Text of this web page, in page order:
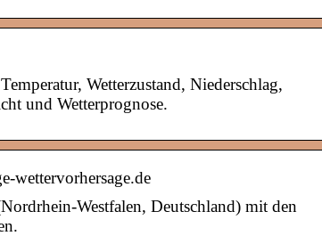
Wetterzustand, Niederschlag,
und Wetterprognose.
wettervorhersage.de
Westfalen, Deutschland) mit den